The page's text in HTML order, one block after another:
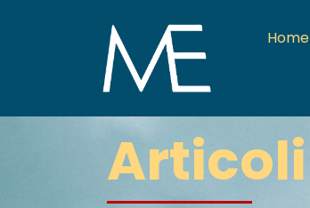
Home
Articoli